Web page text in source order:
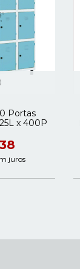
Portas
x 400P
juros